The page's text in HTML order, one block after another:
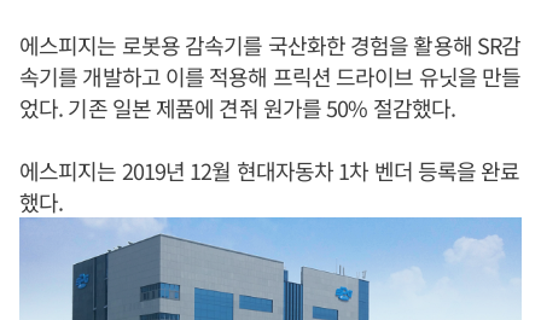
에스피지는 로봇용 감속기를 국산화한 경험을 활용해 SR감
속기를 개발하고 이를 적용해 프릭션 드라이브 유닛을 만들
었다. 기존 일본 제품에 견줘 원가를 50% 절감했다.
에스피지는 2019년 12월 현대자동차 1차 벤더 등록을 완료
했다.